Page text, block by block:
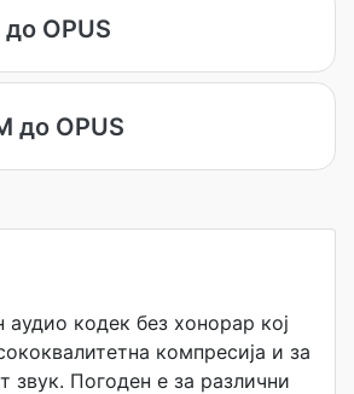
OPUS
до OPUS
аудио кодек без хонорар кој
компресија и за
звук. Погоден е за различни